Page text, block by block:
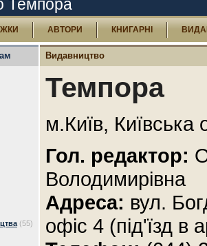
Темпора
АВТОРИ КНИГАРНІ
(55)
Видавництво
Темпора
м.Київ, Київська
Гол. редактор:
Володимирівна
Адреса: вул.
офіс 4 (під'їзд в